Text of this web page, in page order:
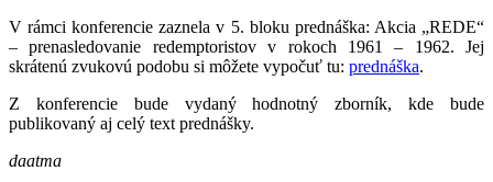
V rámci konferencie zaznela v 5. bloku prednáška: Akcia „REDE“
– prenasledovanie redemptoristov v rokoch 1961 – 1962. Jej
skrátenú zvukovú podobu si môžete vypočuť tu: prednáška.
Z konferencie bude vydaný hodnotný zborník, kde bude
publikovaný aj celý text prednášky.
daatma